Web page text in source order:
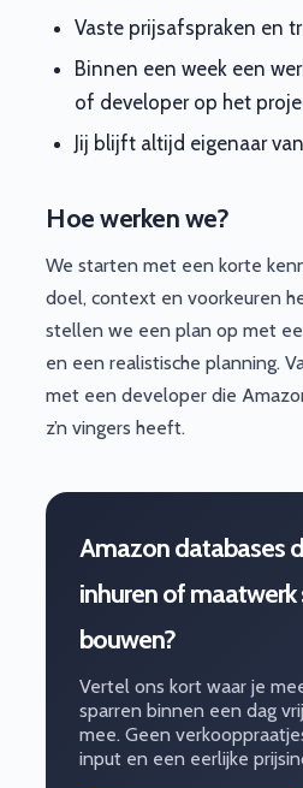
Vaste prijsafspraken en
Binnen een week een
of developer op het
Jij blijft altijd eigenaar
Hoe werken we?
We starten met een korte
doel, context en voorkeuren
stellen we een plan op met
en een realistische planning.
met een developer die
z’n vingers heeft.
Amazon databases
inhuren of
bouwen?
Vertel ons kort waar je
sparren binnen een dag
mee. Geen
input en een eerlijke